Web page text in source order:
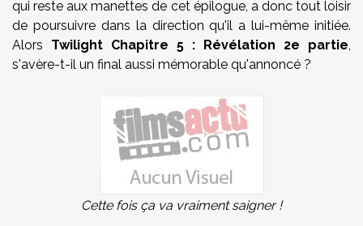
qui reste aux manettes de cet épilogue, a donc tout loisir
de poursuivre dans la direction qu'il a lui-même initiée.
Alors Twilight Chapitre 5 : Révélation 2e partie,
s'avère-t-il un final aussi mémorable qu'annoncé ?
Cette fois ça va vraiment saigner !